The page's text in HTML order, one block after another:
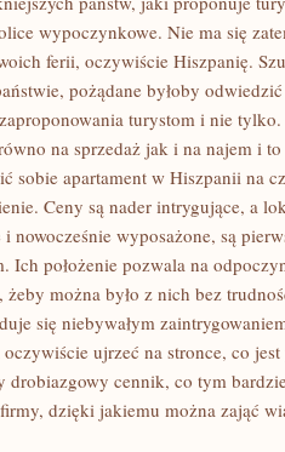
wypoczynkowe. Nie ma się
ferii, oczywiście Hiszpanię.
pożądane byłoby
turystom i nie
na sprzedaż jak i na najem i
sobie apartament w Hiszpanii na
Ceny są nader intrygujące, a
nowocześnie wyposażone, są
Ich położenie pozwala na
żeby można było z nich bez
się niebywałym
ujrzeć na stronce, co
drobiazgowy cennik, co tym
dzięki jakiemu można zająć